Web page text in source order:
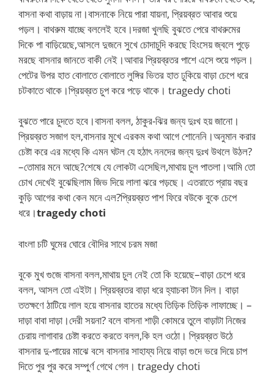
বাসনা কথা বাড়ায় না।বাসনাকে নিয়ে পারা যায়না, প্রিয়ব্রত আবার শুয়ে
পড়ল। বাথরুম যাচ্ছে বললেই হবে।দরজা খুলছি বুঝতে পেরে বাথরুমের
দিকে পা বাড়িয়েছে,আসলে দুজনে সুখে চোদাচুদি করছে হিংসেয় জ্বলে পুড়ে
মরছে বাসনার জানতে বাকী নেই।আবার প্রিয়ব্রতর পাশে এসে শুয়ে পড়ল।
পেটের উপর হাত বোলাতে বোলাতে লুঙ্গির ভিতর হাত ঢুকিয়ে বাড়া চেপে ধরে
চটকাতে থাকে।প্রিয়ব্রত চুপ করে পড়ে থাকে। tragedy choti
বুঝতে পারে চুদতে হবে।বাসনা বলল, ঠাকুর-ঝির জন্য দুঃখ হয় জানো।
প্রিয়ব্রত সজাগ হল,বাসনার মুখে এরকম কথা আগে শোনেনি।অনুমান করার
চেষ্টা করে এর মধ্যে কি এমন ঘটল যে হঠাৎ ননদের জন্য দুঃখ উথলে উঠল?
–তোমার মনে আছে?শেষে যে লোকটা এসেছিল,মাথায় চুল পাতলা।আমি তো
চোখ দেখেই বুঝেছিলাম জিভ দিয়ে লালা ঝরে পড়ছে। এতরাতে প্রায় বছর
কুড়ি আগের কথা কেন মনে এল?প্রিয়ব্রত পাশ ফিরে বউকে বুকে চেপে
ধরে।tragedy choti
বাংলা চটি ঘুমের ঘোরে বৌদির সাথে চরম মজা
বুকে মুখ গুজে বাসনা বলল,মাথায় চুল নেই তো কি হয়েছে–বাড়া চেপে ধরে
বলল, আসল তো এইটা। প্রিয়ব্রতর বাড়া ধরে হ্যাচকা টান দিল। বাড়া
ততক্ষণে ঠাটিয়ে লাল হয়ে বাসনার হাতের মধ্যে তিড়িক তিড়িক লাফাচ্ছে। –
দাড়া বাবা দাড়া।দেরী সয়না? বলে বাসনা শাড়ী কোমরে তুলে বাড়াটা নিজের
চেরায় লাগাবার চেষ্টা করতে করতে বলল,কি হল ওঠো। প্রিয়ব্রত উঠে
বাসনার দু-পায়ের মাঝে বসে বাসনার সাহায্য নিয়ে বাড়া গুদে ভরে দিয়ে চাপ
দিতে পুর পুর করে সম্পুর্ণ গেথে গেল। tragedy choti